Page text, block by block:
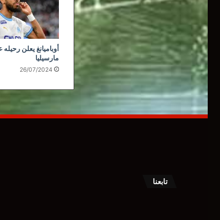
أوباميانغ يعلن
مارسيليا
26/07/2024
تابعنا